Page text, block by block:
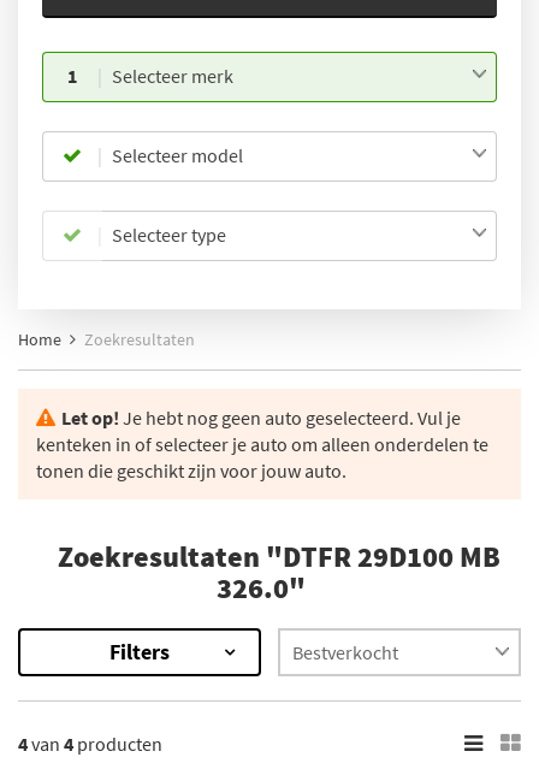
1 Selecteer merk
Selecteer model
Selecteer type
Home Zoekresultaten
Let op! Je hebt nog geen auto geselecteerd. Vul je
kenteken in of selecteer je auto om alleen onderdelen te
tonen die geschikt zijn voor jouw auto.
Zoekresultaten "DTFR 29D100 MB
326.0"
Filters
4Resultaten
×
4van 4 producten